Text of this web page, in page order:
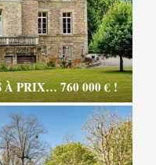
À PRIX… 760 000 € !